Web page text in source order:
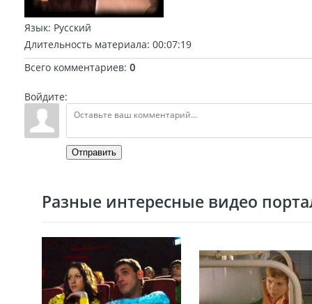
Язык: Русский
Длительность материала: 00:07:19
Всего комментариев: 0
Войдите:
Отправить
Разные интересные видео